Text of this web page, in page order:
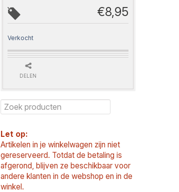
€8,95
Verkocht
DELEN
Let op:
Artikelen in je winkelwagen zijn niet
gereserveerd. Totdat de betaling is
afgerond, blijven ze beschikbaar voor
andere klanten in de webshop en in de
winkel.